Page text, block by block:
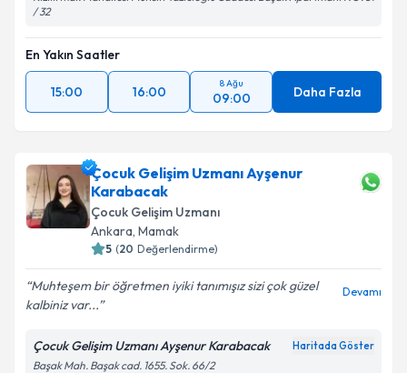
/ 32
En Yakın Saatler
15:00 16:00
8 Ağu
09:00 Daha Fazla
Çocuk Gelişim Uzmanı Ayşenur
Karabacak
Çocuk Gelişim Uzmanı
Ankara, Mamak
5 (20 Değerlendirme)
Muhteşem bir öğretmen iyiki tanımışız sizi çok güzel
kalbiniz var...
Devamı
Çocuk Gelişim Uzmanı Ayşenur Karabacak Haritada Göster
Başak Mah. Başak cad. 1655. Sok. 66/2